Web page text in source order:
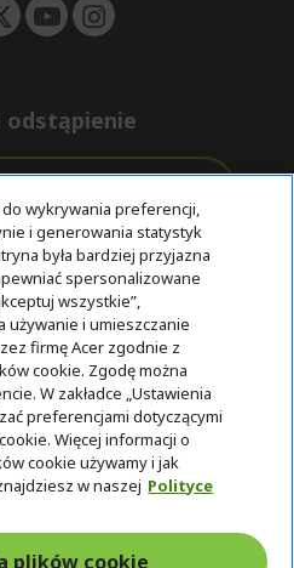
Wsparcie
przed i po
zakupie
Bezpieczne
płatności
sprzedawcą produktów i
wykrywania preferencji,
i generowania statystyk
była bardziej przyjazna
spersonalizowane
wszystkie”,
używanie i umieszczanie
firmę Acer zgodnie z
cookie. Zgodę można
W zakładce „Ustawienia
preferencjami dotyczącymi
Więcej informacji o
cookie używamy i jak
w naszej Polityce
plików cookie